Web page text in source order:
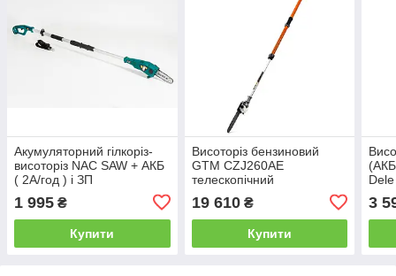
Акумуляторний гілкоріз-
висоторіз NAC SAW + АКБ
( 2А/год ) і ЗП
1 995 ₴
Купити
Висоторіз бензиновий
GTM CZJ260AE
телескопічний
19 610₴
Купити
3